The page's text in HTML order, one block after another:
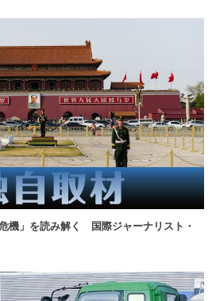
機」を読み解く 国際ジャーナリスト・